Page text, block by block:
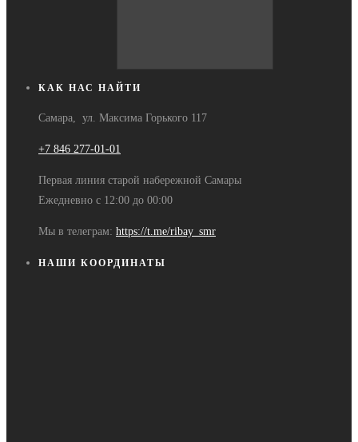
КАК НАС НАЙТИ
Самара, ул. Максима Горького 117
+7 846 277-01-01
Первая линия старой набережной Самары
Ежедневно с 12:00 до 00:00
Мы в телеграм: https://t.me/ribay_smr
НАШИ КООРДИНАТЫ